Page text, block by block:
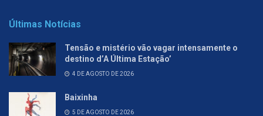
Últimas Notícias
Tensão e mistério vão vagar intensamente o
destino d’A Última Estação’
4 DE AGOSTO DE 2026
Baixinha
5 DE AGOSTO DE 2026